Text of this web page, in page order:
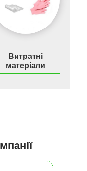
Витратні
матеріали